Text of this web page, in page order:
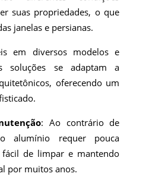
suas propriedades, o que
janelas e persianas.
em diversos modelos e
soluções se adaptam a
oferecendo um
: Ao contrário de
alumínio requer pouca
fácil de limpar e mantendo
por muitos anos.